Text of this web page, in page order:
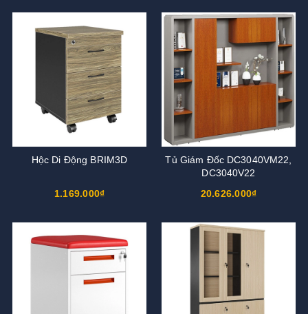
Hộc Di Động BRIM3D
1.169.000₫
Tủ Giám Đốc DC3040VM22,
DC3040V22
20.626.000₫